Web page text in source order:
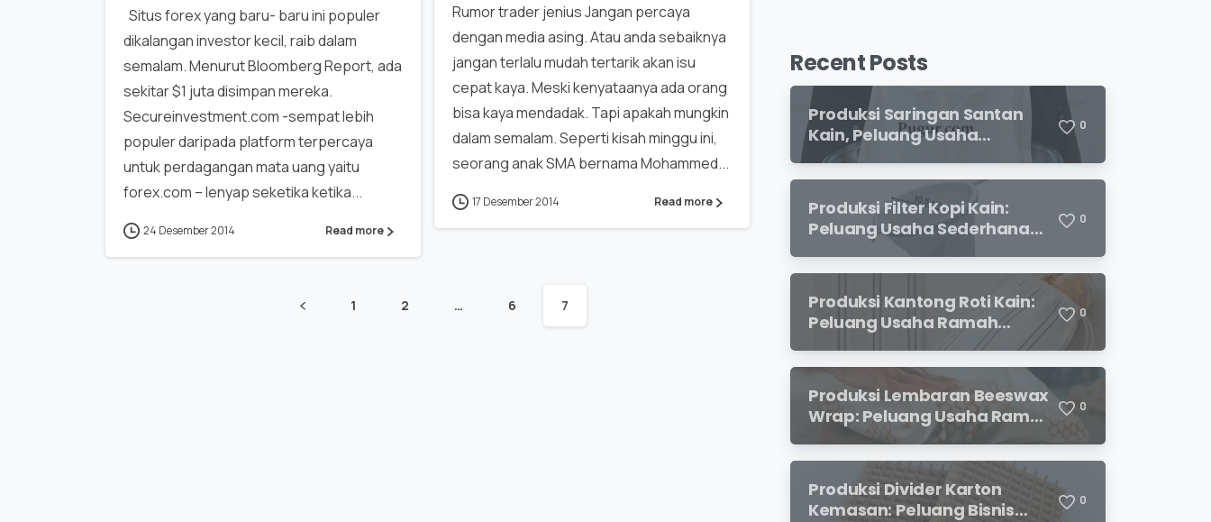
Situs forex yang baru- baru ini populer
dikalangan investor kecil, raib dalam
semalam. Menurut Bloomberg Report, ada
sekitar $1 juta disimpan mereka.
Secureinvestment.com -sempat lebih
populer daripada platform terpercaya
untuk perdagangan mata uang yaitu
forex.com – lenyap seketika ketika...
24 Desember 2014 Read more
Rumor trader jenius Jangan percaya
dengan media asing. Atau anda sebaiknya
jangan terlalu mudah tertarik akan isu
cepat kaya. Meski kenyataanya ada orang
bisa kaya mendadak. Tapi apakah mungkin
dalam semalam. Seperti kisah minggu ini,
seorang anak SMA bernama Mohammed...
17 Desember 2014 Read more
1 2 … 6 7
Recent Posts
Produksi Saringan Santan
Kain, Peluang Usaha
Sederhana dengan
Permintaan yang Terus
Meningkat
0
Produksi Filter Kopi Kain:
Peluang Usaha Sederhana
yang Semakin Diminati
Pecinta Kopi
0
Produksi Kantong Roti Kain:
Peluang Usaha Ramah
Lingkungan dengan Prospek
Menjanjikan
0
Produksi Lembaran Beeswax
Wrap: Peluang Usaha Ramah
Lingkungan yang
Menjanjikan
0
Produksi Divider Karton
Kemasan: Peluang Bisnis
0